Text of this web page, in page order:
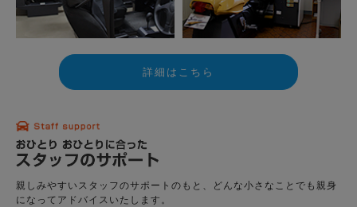
詳細はこちら
親しみやすいスタッフのサポートのもと、どんな小さなことでも親身
になってアドバイスいたします。